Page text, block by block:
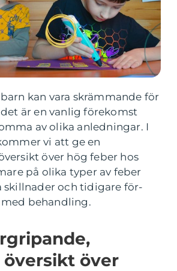
kan vara skrämmande för
är en vanlig förekomst
av olika anledningar. I
vi att ge en
över hög feber hos
på olika typer av feber
skillnader och tidigare för-
behandling.
över